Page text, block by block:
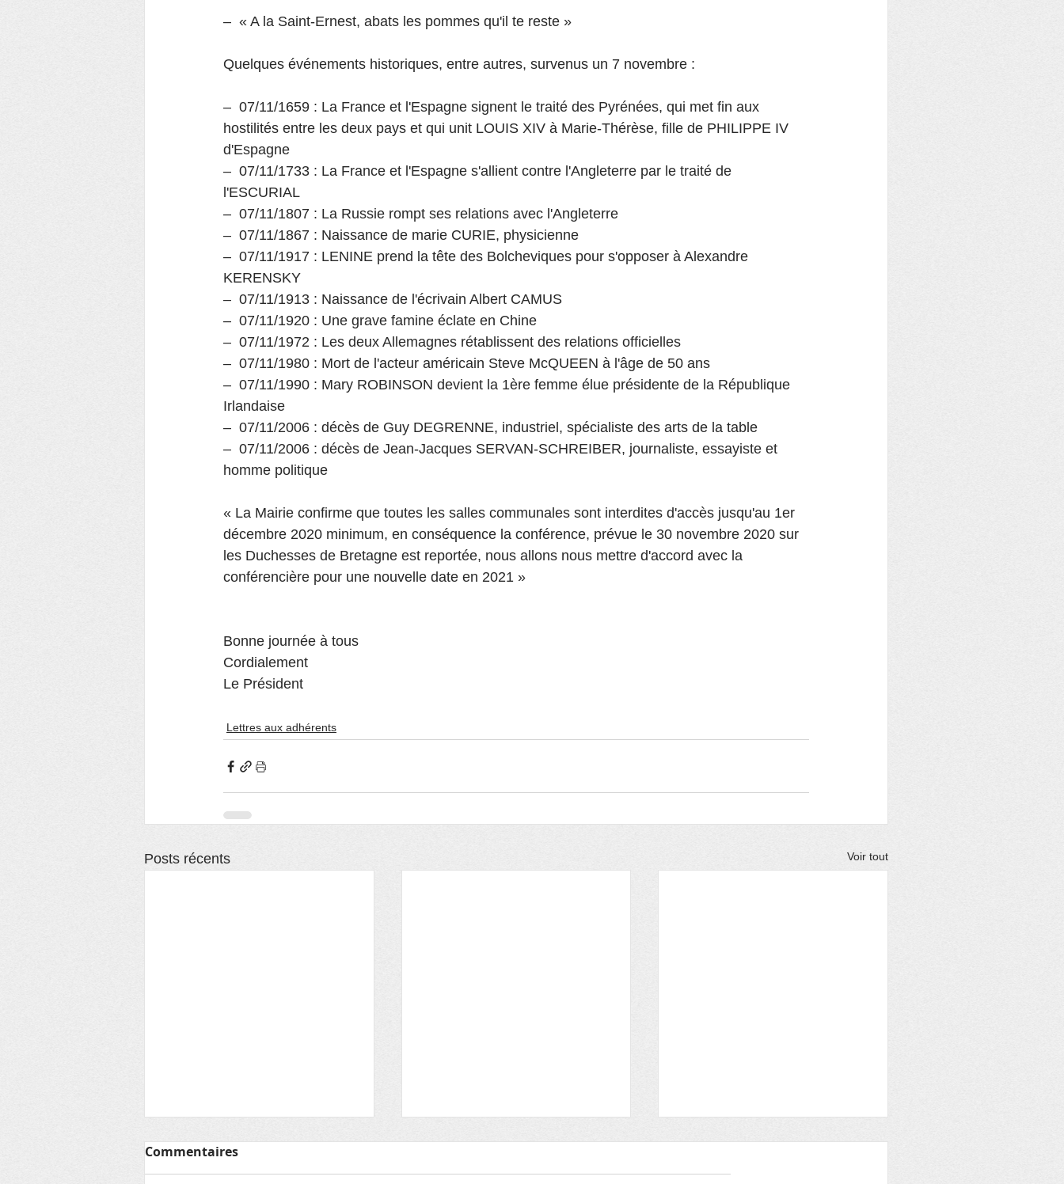
–  « A la Saint-Ernest, abats les pommes qu'il te reste »
Quelques événements historiques, entre autres, survenus un 7 novembre :
–  07/11/1659 : La France et l'Espagne signent le traité des Pyrénées, qui met fin aux
hostilités entre les deux pays et qui unit LOUIS XIV à Marie-Thérèse, fille de PHILIPPE IV
d'Espagne
–  07/11/1733 : La France et l'Espagne s'allient contre l'Angleterre par le traité de
l'ESCURIAL
–  07/11/1807 : La Russie rompt ses relations avec l'Angleterre
–  07/11/1867 : Naissance de marie CURIE, physicienne
–  07/11/1917 : LENINE prend la tête des Bolcheviques pour s'opposer à Alexandre
KERENSKY
–  07/11/1913 : Naissance de l'écrivain Albert CAMUS
–  07/11/1920 : Une grave famine éclate en Chine
–  07/11/1972 : Les deux Allemagnes rétablissent des relations officielles
–  07/11/1980 : Mort de l'acteur américain Steve McQUEEN à l'âge de 50 ans
–  07/11/1990 : Mary ROBINSON devient la 1ère femme élue présidente de la République
Irlandaise
–  07/11/2006 : décès de Guy DEGRENNE, industriel, spécialiste des arts de la table
–  07/11/2006 : décès de Jean-Jacques SERVAN-SCHREIBER, journaliste, essayiste et
homme politique
« La Mairie confirme que toutes les salles communales sont interdites d'accès jusqu'au 1er
décembre 2020 minimum, en conséquence la conférence, prévue le 30 novembre 2020 sur
les Duchesses de Bretagne est reportée, nous allons nous mettre d'accord avec la
conférencière pour une nouvelle date en 2021 »
Bonne journée à tous
Cordialement
Le Président
Lettres aux adhérents
Posts récents Voir tout
Lettre aux adhérents
HISTOIRE et ARCHEOLOGIE
Lettre aux adhérents
HISTOIRE et ARCHEOLOGIE
Lettre aux adhérents
HISTOIRE et ARCHEOLOGIE
Commentaires